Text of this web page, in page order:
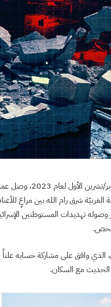
تشرين الأول لعام 2023، وصل
شرق رام الله بين مراعٍ
تهديدات المستوطنين
شخص.
الحديث مع السكان.